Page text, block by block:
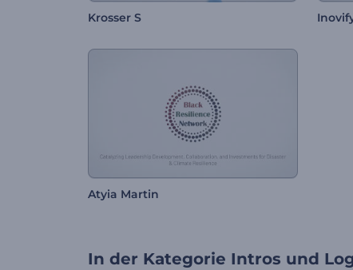
Krosser S
Atyia Martin
In der Kategorie Intros und